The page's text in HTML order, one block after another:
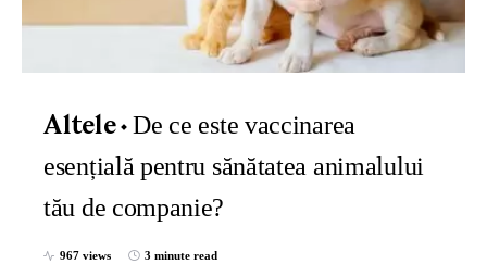
Altele
De ce este vaccinarea
esențială pentru sănătatea animalului
tău de companie?
967 views 3 minute read